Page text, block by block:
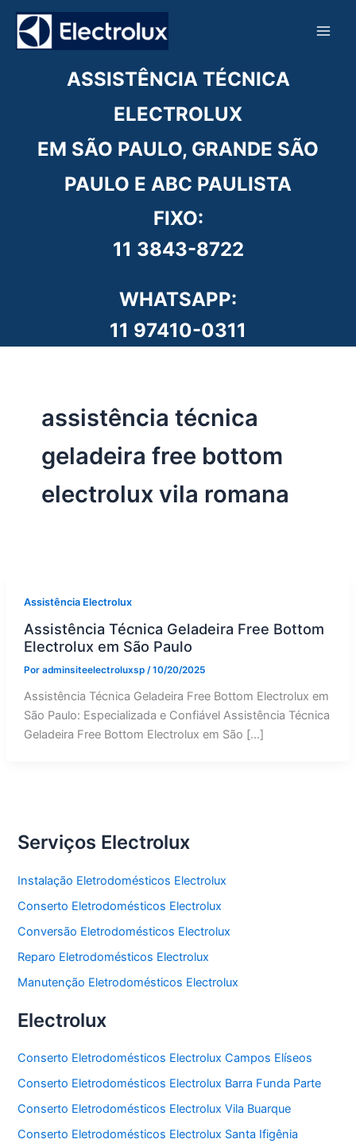
para
ASSISTÊNCIA TÉCNICA
ELECTROLUX
EM SÃO PAULO, GRANDE SÃO
PAULO E ABC PAULISTA
FIXO:
11 3843-8722
WHATSAPP:
11 97410-0311
assistência técnica
geladeira free bottom
electrolux vila romana
Assistência Electrolux
Assistência Técnica Geladeira Free Bottom
Electrolux em São Paulo
Por adminsiteelectroluxsp /10/20/2025
Assistência Técnica Geladeira Free Bottom Electrolux em
São Paulo: Especializada e Confiável Assistência Técnica
Geladeira Free Bottom Electrolux em São […]
Serviços Electrolux
Instalação Eletrodomésticos Electrolux
Conserto Eletrodomésticos Electrolux
Conversão Eletrodomésticos Electrolux
Reparo Eletrodomésticos Electrolux
Manutenção Eletrodomésticos Electrolux
Electrolux
Conserto Eletrodomésticos Electrolux Campos Elíseos
Conserto Eletrodomésticos Electrolux Barra Funda Parte
Conserto Eletrodomésticos Electrolux Vila Buarque
Conserto Eletrodomésticos Electrolux Santa Ifigênia